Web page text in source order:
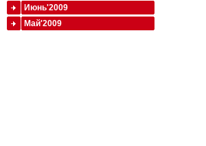
Июнь'2009
Май'2009